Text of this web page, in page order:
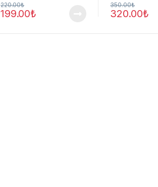
199.00₺
220.00₺
320.00₺
350.00₺